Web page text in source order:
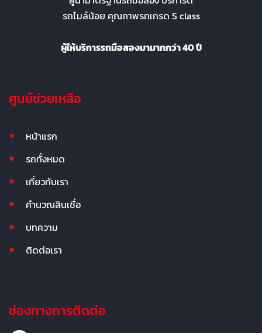
รถไมล์น้อย คุณภาพรถเกรด S class
ผู้ให้บริการรถมือสองมามากกว่า 40 ปี
ศูนย์ช่วยเหลือ
หน้าแรก
รถทั้งหมด
เกี่ยวกับเรา
คำนวณสินเชื่อ
บทความ
ติดต่อเรา
ช่องทางการติดต่อ